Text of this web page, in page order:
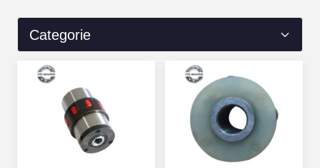
Categorie